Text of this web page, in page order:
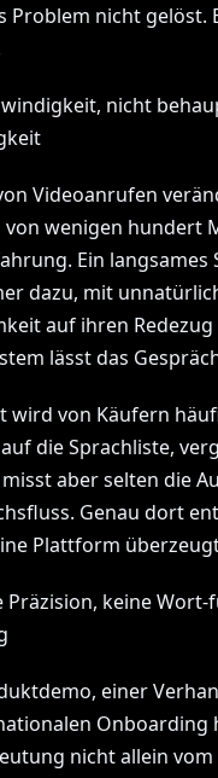
Problem nicht gelöst.
nicht
Videoanrufen
von wenigen hundert
Ein langsames
dazu, mit
auf ihren Redezug
lässt das
wird von Käufern
die Sprachliste,
aber selten die
Genau dort
Plattform
Präzision, keine
einer
Onboarding
nicht allein vom